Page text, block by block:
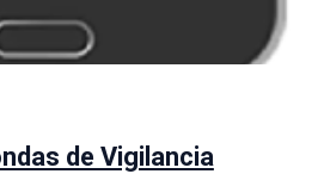
de Vigilancia